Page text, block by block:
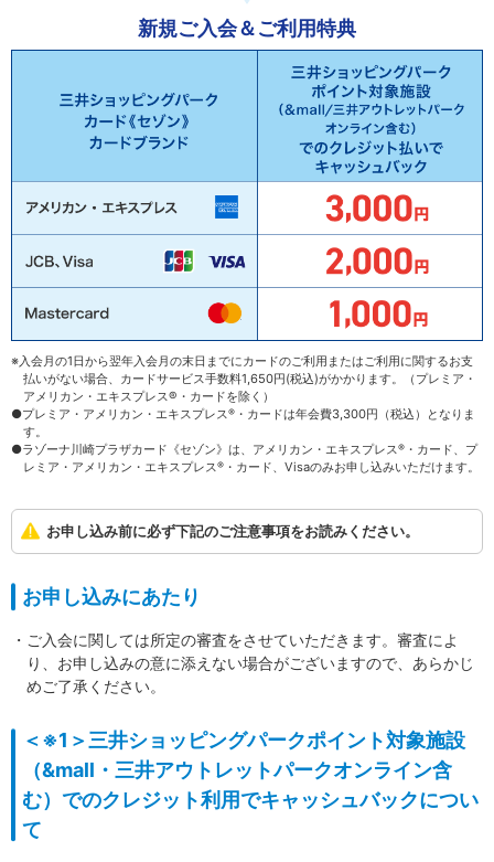
新規ご入会＆ご利用特典
※入会月の1日から翌年入会月の末日までにカードのご利用またはご利用に関するお支
払いがない場合、カードサービス手数料1,650円(税込)がかかります。（プレミア・
アメリカン・エキスプレス®・カードを除く）
●プレミア・アメリカン・エキスプレス® ・カードは年会費3,300円（税込）となりま
す。
●ラゾーナ川崎プラザカード《セゾン》は、アメリカン・エキスプレス® ・カード、プ
レミア・アメリカン・エキスプレス® ・カード、Visaのみお申し込みいただけます。
お申し込み前に必ず下記のご注意事項をお読みください。
お申し込みにあたり
・ご入会に関しては所定の審査をさせていただきます。審査によ
り、お申し込みの意に添えない場合がございますので、あらかじ
めご了承ください。
＜※1＞三井ショッピングパークポイント対象施設
（&mall・三井アウトレットパークオンライン含
む）でのクレジット利用でキャッシュバックについ
て